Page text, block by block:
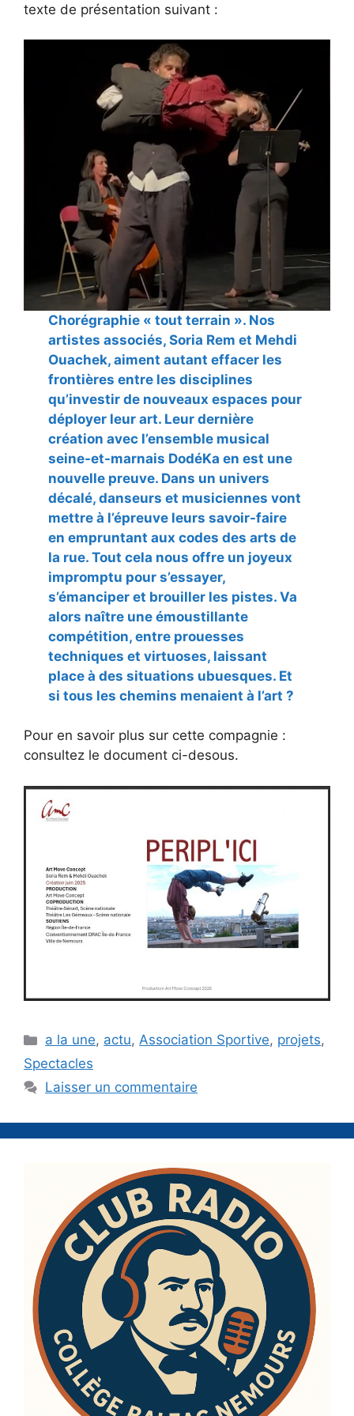
texte de présentation suivant :
Chorégraphie « tout terrain ». Nos
artistes associés, Soria Rem et Mehdi
Ouachek, aiment autant effacer les
frontières entre les disciplines
qu’investir de nouveaux espaces pour
déployer leur art. Leur dernière
création avec l’ensemble musical
seine-et-marnais DodéKa en est une
nouvelle preuve. Dans un univers
décalé, danseurs et musiciennes vont
mettre à l’épreuve leurs savoir-faire
en empruntant aux codes des arts de
la rue. Tout cela nous offre un joyeux
impromptu pour s’essayer,
s’émanciper et brouiller les pistes. Va
alors naître une émoustillante
compétition, entre prouesses
techniques et virtuoses, laissant
place à des situations ubuesques. Et
si tous les chemins menaient à l’art ?
Pour en savoir plus sur cette compagnie :
consultez le document ci-desous.
Catégories
a la une, actu,Association Sportive, projets,
Spectacles
Laisser un commentaire